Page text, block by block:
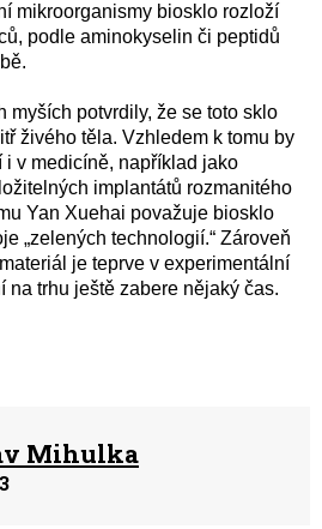
mikroorganismy biosklo rozloží
podle aminokyselin či peptidů
myších potvrdily, že se toto sklo
živého těla. Vzhledem k tomu by
i v medicíně, například jako
implantátů rozmanitého
Yan Xuehai považuje biosklo
„zelených technologií.“ Zároveň
je teprve v experimentální
na trhu ještě zabere nějaký čas.
Mihulka